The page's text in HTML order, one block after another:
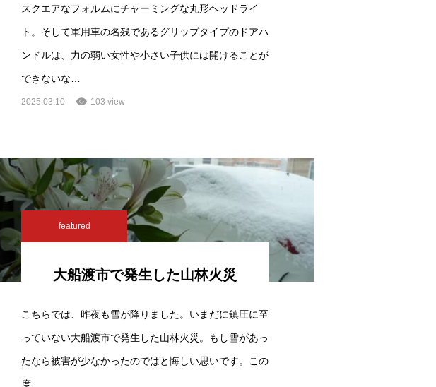
スクエアなフォルムにチャーミングな丸形ヘッドライ
ト。そして軍用車の名残であるグリップタイプのドアハ
ンドルは、力の弱い女性や小さい子供には開けることが
できないな…
2025.03.10 103 view
featured
大船渡市で発生した山林火災
こちらでは、昨夜も雪が降りました。いまだに鎮圧に至
っていない大船渡市で発生した山林火災。もし雪があっ
たなら被害が少なかったのではと悔しい思いです。この
度、…